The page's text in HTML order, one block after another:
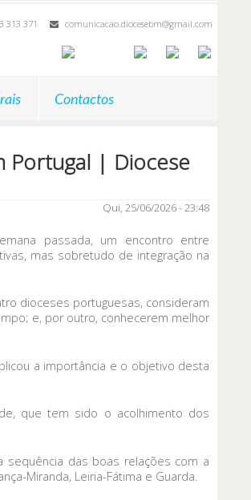
313 371 comunicacao.diocesebm@gmail.com
Contactos
Portugal | Diocese
Qui, 25/06/2026 - 23:48
passada, um encontro entre
mas sobretudo de integração na
dioceses portuguesas, consideram
e, por outro, conhecerem melhor
a importância e o objetivo desta
que tem sido o acolhimento dos
sequência das boas relações com a
Miranda, Leiria-Fátima e Guarda.